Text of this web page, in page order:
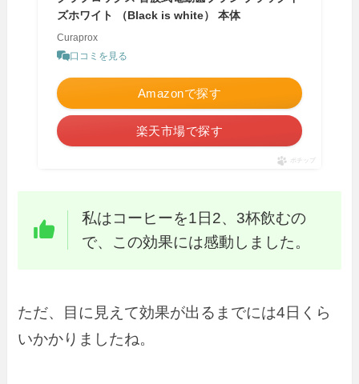
ズホワイト （Black is white） 本体
Curaprox
口コミを見る
Amazonで探す
楽天市場で探す
ポチップ
私はコーヒーを1日2、3杯飲むの
で、この効果には感動しました。
ただ、目に見えて効果が出るまでには4日くら
いかかりましたね。